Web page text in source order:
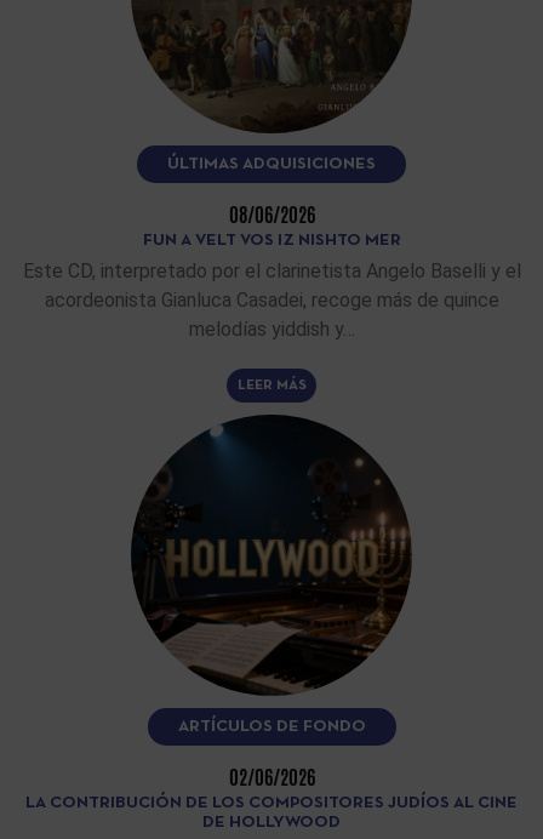
ÚLTIMAS ADQUISICIONES
08/06/2026
FUN A VELT VOS IZ NISHTO MER
Este CD, interpretado por el clarinetista Angelo Baselli y el
acordeonista Gianluca Casadei, recoge más de quince
melodías yiddish y…
LEER MÁS
ARTÍCULOS DE FONDO
02/06/2026
LA CONTRIBUCIÓN DE LOS COMPOSITORES JUDÍOS AL CINE
DE HOLLYWOOD